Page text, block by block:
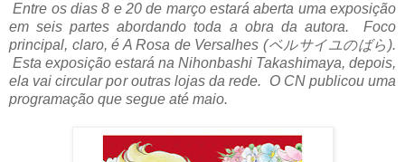
Entre os dias 8 e 20 de março estará aberta uma exposição
em seis partes abordando toda a obra da autora. Foco
principal, claro, é A Rosa de Versalhes (ベルサイユのばら).
Esta exposição estará na Nihonbashi Takashimaya, depois,
ela vai circular por outras lojas da rede. O CN publicou uma
programação que segue até maio.